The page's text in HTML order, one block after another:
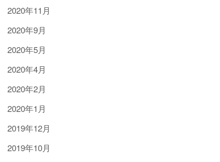
2020年11月
2020年9月
2020年5月
2020年4月
2020年2月
2020年1月
2019年12月
2019年10月